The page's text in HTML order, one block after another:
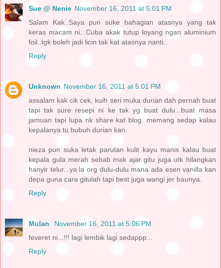
Sue @ Nenie November 16, 2011 at 5:01 PM
Salam Kak..Saya pun suke bahagian atasnya yang tak
keras macam ni...Cuba akak tutup loyang ngan aluminium
foil..tgk boleh jadi licin tak kat atasnya nanti..
Reply
Unknown November 16, 2011 at 5:01 PM
assalam kak cik cek, kuih seri muka durian dah pernah buat
tapi tak sure resepi ni ke tak yg buat dulu...buat masa
jamuan tapi lupa nk share kat blog. memang sedap kalau
kepalanya tu bubuh durian kan.
nieza pun suka letak parutan kulit kayu manis kalau buat
kepala gula merah sebab mak ajar gitu juga utk hilangkan
hanyir telur...ya la org dulu-dulu mana ada esen vanilla kan
depa guna cara gitulah tapi best juga wangi jer baunya.
Reply
Mulan
November 16, 2011 at 5:06 PM
feveret ni...!!! lagi lembik lagi sedappp...
Reply